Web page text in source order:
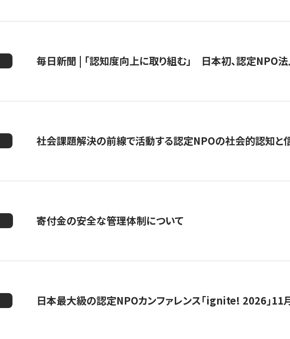
毎日新聞 | 「認知度向上に取り組む」 日本初、認定NPO
社会課題解決の前線で活動する認定NPOの社会的認知と
寄付金の安全な管理体制について
日本最大級の認定NPOカンファレンス「ignite! 2026」11